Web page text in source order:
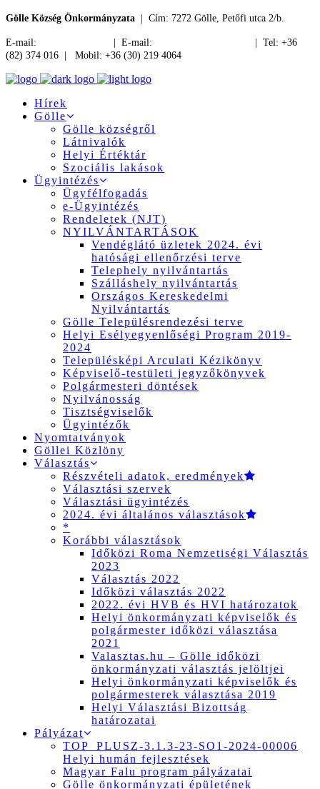
Gölle Község Önkormányzata | Cím: 7272 Gölle, Petőfi utca 2/b.
E-mail: | E-mail:
| Tel: +36
(82) 374 016 | Mobil: +36 (30) 219 4064
Hírek
Gölle
Gölle községről
Látnivalók
Helyi Értéktár
Szociális lakások
Ügyintézés
Ügyfélfogadás
e-Ügyintézés
Rendeletek (NJT)
NYILVÁNTARTÁSOK
Vendéglátó üzletek 2024. évi
hatósági ellenőrzési terve
Telephely nyilvántartás
Szálláshely nyilvántartás
Országos Kereskedelmi
Nyilvántartás
Gölle Településrendezési terve
Helyi Esélyegyenlőségi Program 2019-
2024
Településképi Arculati Kézikönyv
Képviselő-testületi jegyzőkönyvek
Polgármesteri döntések
Nyilvánosság
Tisztségviselők
Ügyintézők
Nyomtatványok
Göllei Közlöny
Választás
Részvételi adatok, eredmények
Választási szervek
Választási ügyintézés
2024. évi általános választások
*
Korábbi választások
Időközi Roma Nemzetiségi Választás
2023
Választás 2022
Időközi választás 2022
2022. évi HVB és HVI határozatok
Helyi önkormányzati képviselők és
polgármester időközi választása
2021
Valasztas.hu – Gölle időközi
önkormányzati választás jelöltjei
Helyi önkormányzati képviselők és
polgármesterek választása 2019
Helyi Választási Bizottság
határozatai
Pályázat
TOP_PLUSZ-3.1.3-23-SO1-2024-00006
Helyi humán fejlesztések
Magyar Falu program pályázatai
Gölle önkormányzati épületének